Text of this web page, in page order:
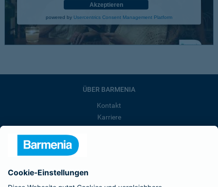
Akzeptieren
powered by Usercentrics Consent Management Platform
ÜBER BARMENIA
Kontakt
Karriere
Barmenia ist Teil der BarmeniaGothaer